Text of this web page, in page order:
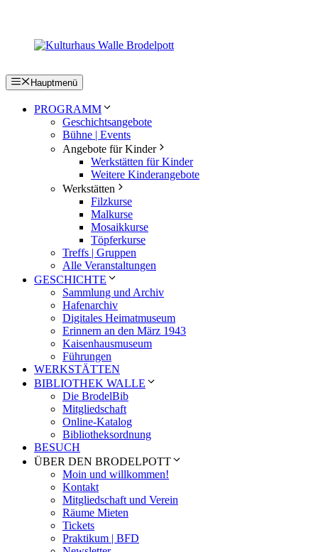
springen
Hauptmenü
PROGRAMM
Geschichtsangebote
Bühne | Events
Angebote für Kinder
Werkstätten für Kinder
Weitere Kinderangebote
Werkstätten
Filzkurse
Malkurse
Mosaikkurse
Töpferkurse
Treffs | Gruppen
Alle Veranstaltungen
GESCHICHTE
Sammlung und Archiv
Hafenarchiv
Digitales Heimatmuseum
Erinnern an den März 1943
Kaisenhausmuseum
Führungen
WERKSTÄTTEN
BIBLIOTHEK WALLE
Die BrodelBib
Mitgliedschaft
Online-Katalog
Bibliotheksordnung
BESUCH
ÜBER DEN BRODELPOTT
Moin und willkommen!
Kontakt
Mitgliedschaft und Verein
Räume Mieten
Tickets
Praktikum | BFD